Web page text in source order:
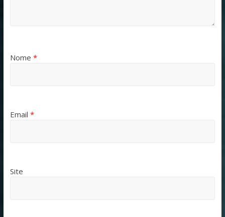
Nome *
Email *
Site